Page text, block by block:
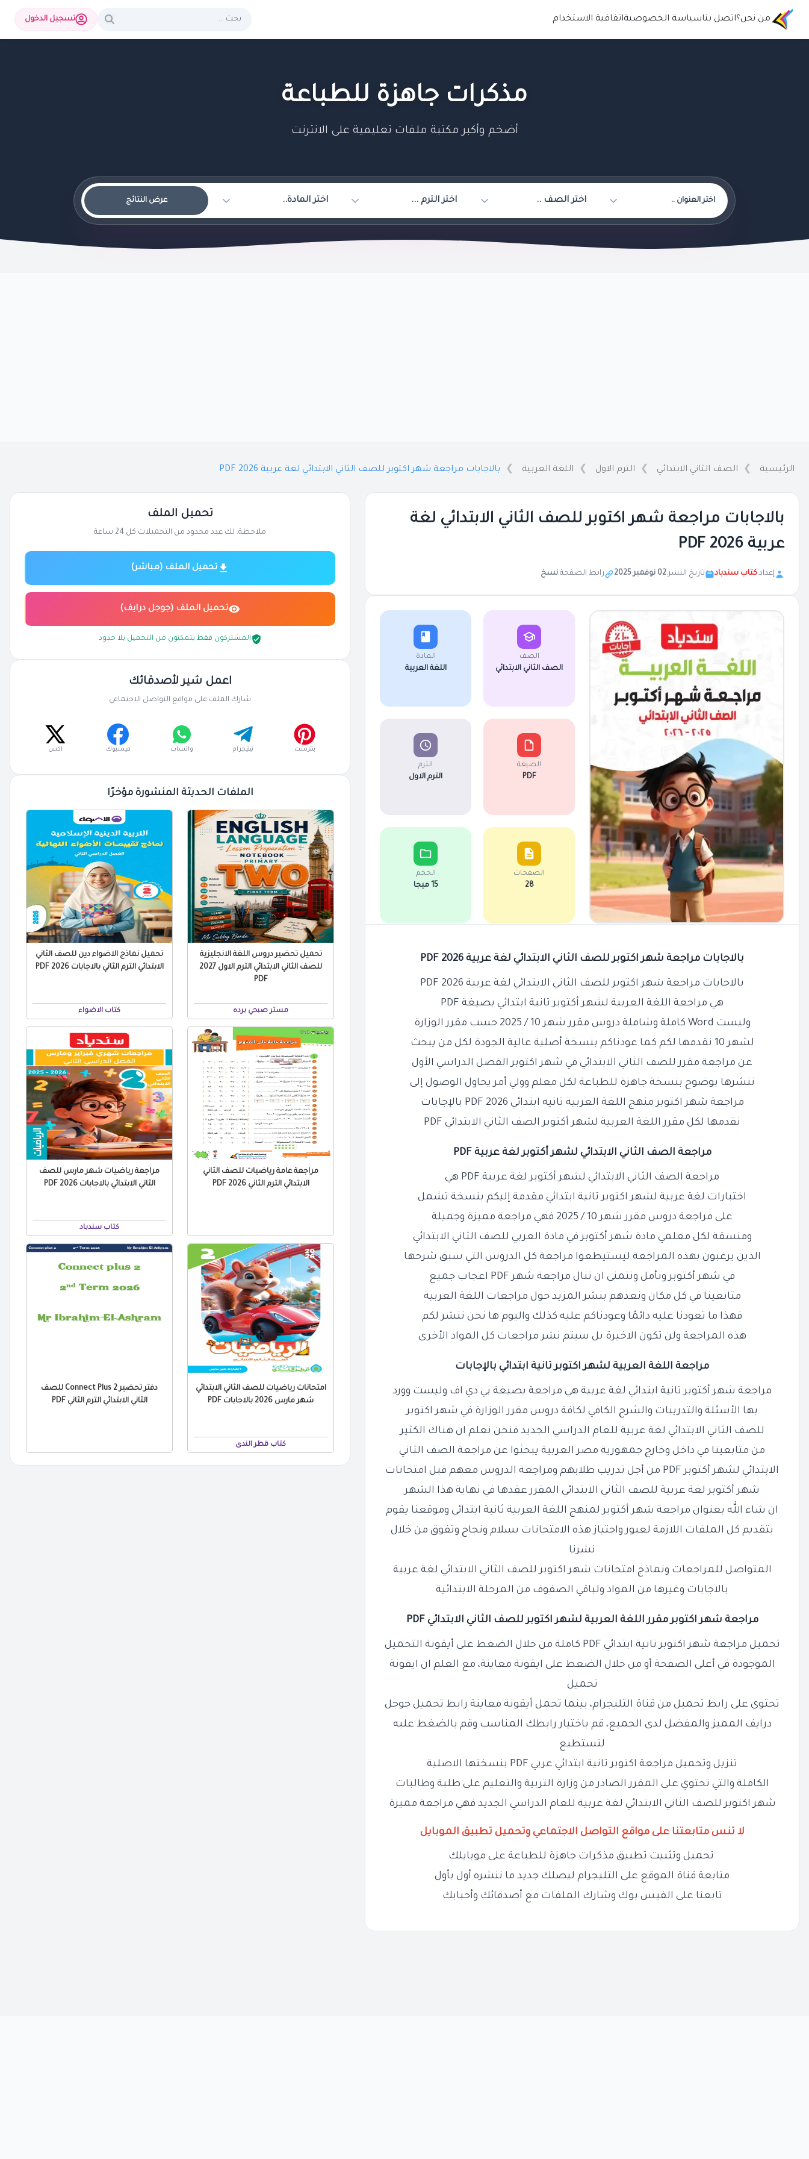
من نحن؟اتصل بناسياسة الخصوصيةاتفافية الاستخدام تسجيل الدخول
مذكرات جاهزة للطباعة
أضخم وأكبر مكتبة ملفات تعليمية على الانترنت
عرض النتائج
الرئيسية الصف الثاني الابتدائي الترم الاول اللغة العربية بالاجابات مراجعة شهر اكتوبر للصف الثاني الابتدائي لغة عربية 2026 PDF
بالاجابات مراجعة شهر اكتوبر للصف الثاني الابتدائي لغة
عربية 2026 PDF
إعداد:كتاب سندباد تاريخ النشر:02 نوفمبر 2025 رابط الصفحة:نسخ
الصف
الصف الثاني الابتدائي
المادة
اللغة العربية
الصيغة
PDF
الترم
الترم الاول
الصفحات
28
الحجم
15 ميجا
بالاجابات مراجعة شهر اكتوبر للصف الثاني الابتدائي لغة عربية 2026 PDF
بالاجابات مراجعة شهر اكتوبر للصف الثاني الابتدائي لغة عربية 2026 PDF
هي مراجعة اللغة العربية لشهر أكتوبر تانية ابتدائي بصيغة PDF
وليست Word
كاملة وشاملة دروس مقرر شهر 10 / 2025 حسب مقرر الوزارة
لشهر 10 نقدمها لكم كما عودناكم بنسخة أصلية عالية
الجودة لكل من يبحث
عن مراجعة مقرر للصف الثاني الابتدائي في شهر اكتوبر الفصل الدراسي الأول
ننشرها بوضوح بنسخة جاهزة للطباعة لكل معلم وولي أمر يحاول الوصول إلى
مراجعة شهر اكتوبر منهج اللغة العربية تانيه ابتدائي 2026 PDF بالإجابات
نقدمها لكل مقرر اللغة العربية لشهر أكتوبر الصف الثاني الابتدائي PDF
مراجعة الصف الثاني الابتدائي لشهر أكتوبر لغة عربية PDF
مراجعة الصف الثاني الابتدائي لشهر أكتوبر لغة عربية PDF هي
اختبارات لغة عربية لشهر اكتوبر تانية ابتدائي مقدمة إليكم بنسخة تشمل
على مراجعة دروس مقرر شهر 10 / 2025 فهي مراجعة مميزة وجميلة
ومنسقة لكل معلمي مادة شهر أكتوبر في مادة العربي للصف الثاني الابتدائي
الذين يرغبون بهذه المراجعة ليستيطعوا مراجعة كل الدروس التي سبق شرحها
في شهر أكتوبر ونأمل ونتمنى ان تنال مراجعة شهر PDF اعجاب جميع
متابعينا في كل مكان ونعدهم بنشر المزيد حول مراجعات اللغة العربية
فهذا ما تعودنا عليه دائمًا وعودناكم عليه كذلك واليوم ها نحن ننشر لكم
هذه المراجعة ولن تكون الاخيرة بل سيتم نشر مراجعات كل المواد الأخرى
مراجعة اللغة العربية لشهر اكتوبر تانية ابتدائي بالإجابات
مراجعة شهر أكتوبر تانية ابتدائي لغة عربية هي مراجعة بصيغة بي دي اف وليست وورد
بها الأسئلة والتدريبات والشرح الكافي لكافة دروس مقرر الوزارة في شهر اكتوبر
للصف الثاني الابتدائي لغة عربية للعام الدراسي الجديد فنحن نعلم ان هناك الكثير
من متابعينا في داخل وخارج جمهورية مصر العربية يبحثوا عن مراجعة الصف الثاني
الابتدائي لشهر أكتوبر PDF من أجل تدريب
طلابهم ومراجعة الدروس معهم قبل امتحانات
شهر أكتوبر لغة عربية للصف الثاني الابتدائي المقرر عقدها في نهاية هذا الشهر
ان شاء الله بعنوان مراجعة شهر أكتوبر لمنهج اللغة العربية ثانية ابتدائي وموقعنا يقوم
بتقديم كل الملفات اللازمة لعبور واجتيازهذه الامتحانات بسلام ونجاح وتفوق من خلال
نشرنا
المتواصل للمراجعات ونماذج امتحانات شهر اكتوبر للصف الثاني الابتدائي لغة عربية
بالاجابات وغيرها من المواد ولباقي الصفوف من المرحلة الابتدائية
مراجعة شهر اكتوبر مقرر اللغة العربية لشهر اكتوبر للصف الثاني الابتدائي PDF
تحميل مراجعة شهر اكتوبر تانية ابتدائي PDF كاملة
من خلال الضغط على أيقونة التحميل
الموجودة في أعلى الصفحة أو من خلال الضغط على ايقونة معاينة، مع العلم ان ايقونة
تحميل
تحتوي على رابط تحميل من قناة التليجرام، بينما تحمل أيقونة معاينة رابط تحميل جوجل
درايف المميز والمفضل لدى الجميع، قم باختيار رابطك المناسب وقم بالضغط عليه
لتستطيع
تنزيل وتحميل مراجعة اكتوبر تانية ابتدائي عربي PDF بنسختها الاصلية
الكاملة والتي تحتوي على المقرر الصادر من وزارة التربية والتعليم على طلبة وطالبات
شهر اكتوبر للصف الثاني الابتدائي لغة عربية للعام الدراسي الجديد فهي مراجعة مميزة
لا تنس متابعتنا على مواقع التواصل الاجتماعي وتحميل تطبيق الموبايل
تحميل وتثبيت تطبيق مذكرات جاهزة للطباعة على موبايلك
متابعة قناة الموقع على التليجرام ليصلك جديد ما ننشره أول بأول
تابعنا على الفيس بوك وشارك الملفات مع أصدقائك وأحبابك
تحميل الملف
ملاحظة: لك عدد محدود من التحميلات كل 24 ساعة
تحميل الملف (مباشر)
تحميل الملف (جوجل درايف)
المشتركون فقط يتمكنون من التحميل بلا حدود
اعمل شير لأصدقائك
شارك الملف على مواقع التواصل الاجتماعي
بنترست تيليجرام واتساب فيسبوك اكس
الملفات الحديثة المنشورة مؤخرًا
تحميل تحضير دروس اللغة الانجليزية
للصف الثاني الابتدائي الترم الاول 2027
PDF
مستر صبحي برده
تحميل نماذج الاضواء دين للصف الثاني
الابتدائي الترم الثاني بالاجابات 2026 PDF
كتاب الاضواء
مراجعة عامة رياضيات للصف الثاني
الابتدائي الترم الثاني 2026 PDF
مراجعة رياضيات شهر مارس للصف
الثاني الابتدائي بالاجابات 2026 PDF
كتاب سندباد
امتحانات رياضيات للصف الثاني الابتدائي
شهر مارس 2026 بالاجابات PDF
كتاب قطر الندى
دفتر تحضير Connect Plus 2 للصف
الثاني الابتدائي الترم الثاني PDF